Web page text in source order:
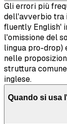
Gli errori più
dell'avverbio tra
fluently English'
l'omissione del
lingua pro-drop)
nelle
struttura
inglese.
Quando si usa